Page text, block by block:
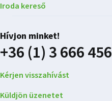
Iroda kereső
Hívjon minket!
+36 (1) 3 666 456
Kérjen visszahívást
Küldjön üzenetet